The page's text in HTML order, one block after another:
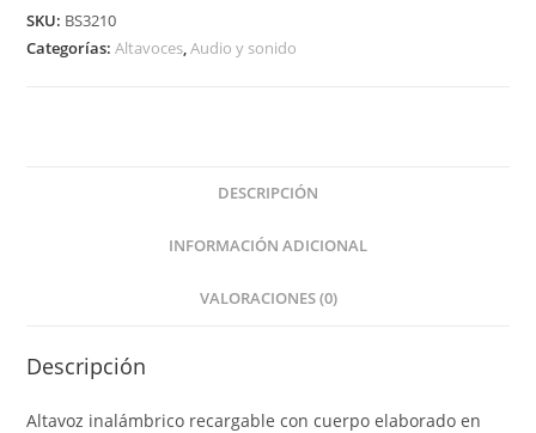
SKU: BS3210
Categorías:Altavoces,Audio y sonido
DESCRIPCIÓN
INFORMACIÓN ADICIONAL
VALORACIONES (0)
Descripción
Altavoz inalámbrico recargable con cuerpo elaborado en